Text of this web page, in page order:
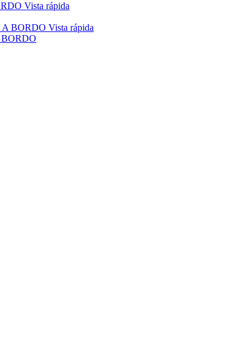
Vista rápida
Vista rápida